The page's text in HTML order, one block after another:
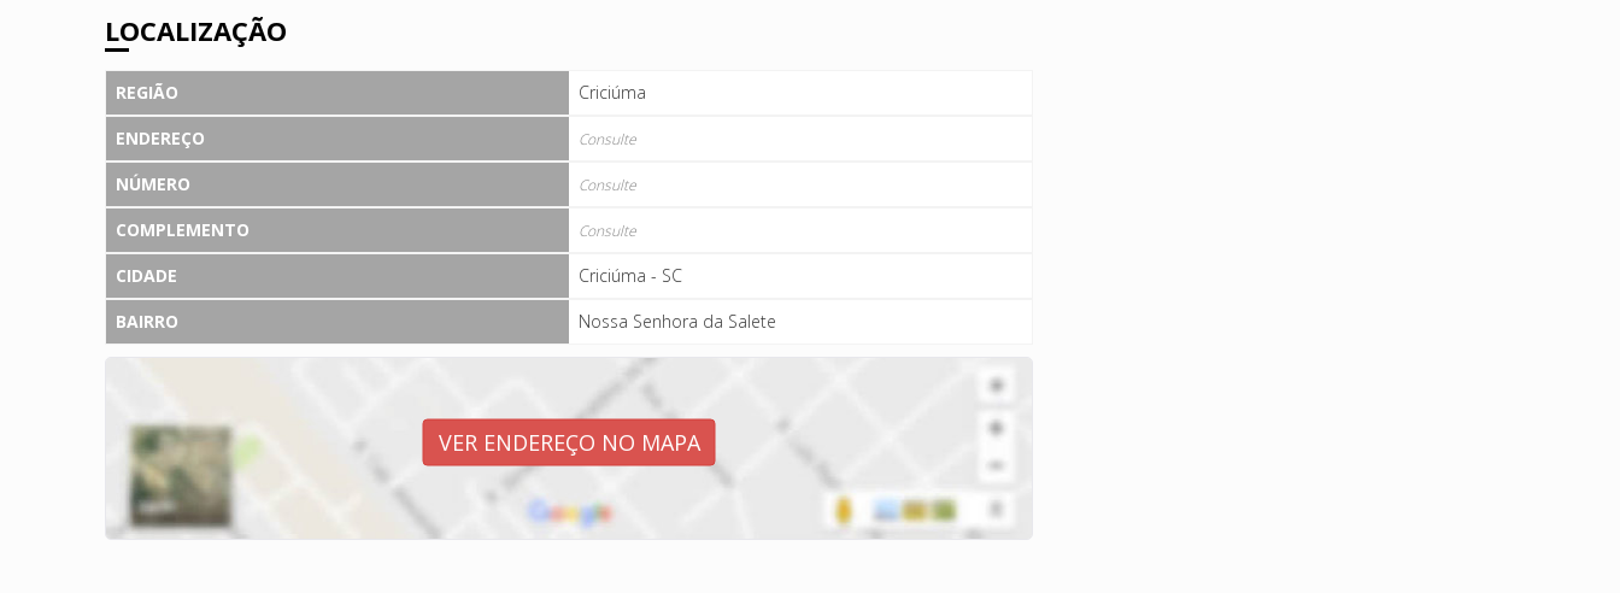
LOCALIZAÇÃO
REGIÃO
Criciúma
ENDEREÇO
Consulte
NÚMERO Consulte
COMPLEMENTO Consulte
CIDADE
Criciúma - SC
BAIRRO
Nossa Senhora da Salete
VER ENDEREÇO NO MAPA